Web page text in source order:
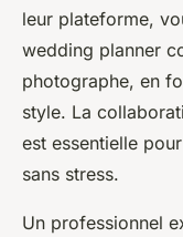
leur plateforme,
wedding planner
photographe, en
style. La
est essentielle
sans stress.
Un professionnel